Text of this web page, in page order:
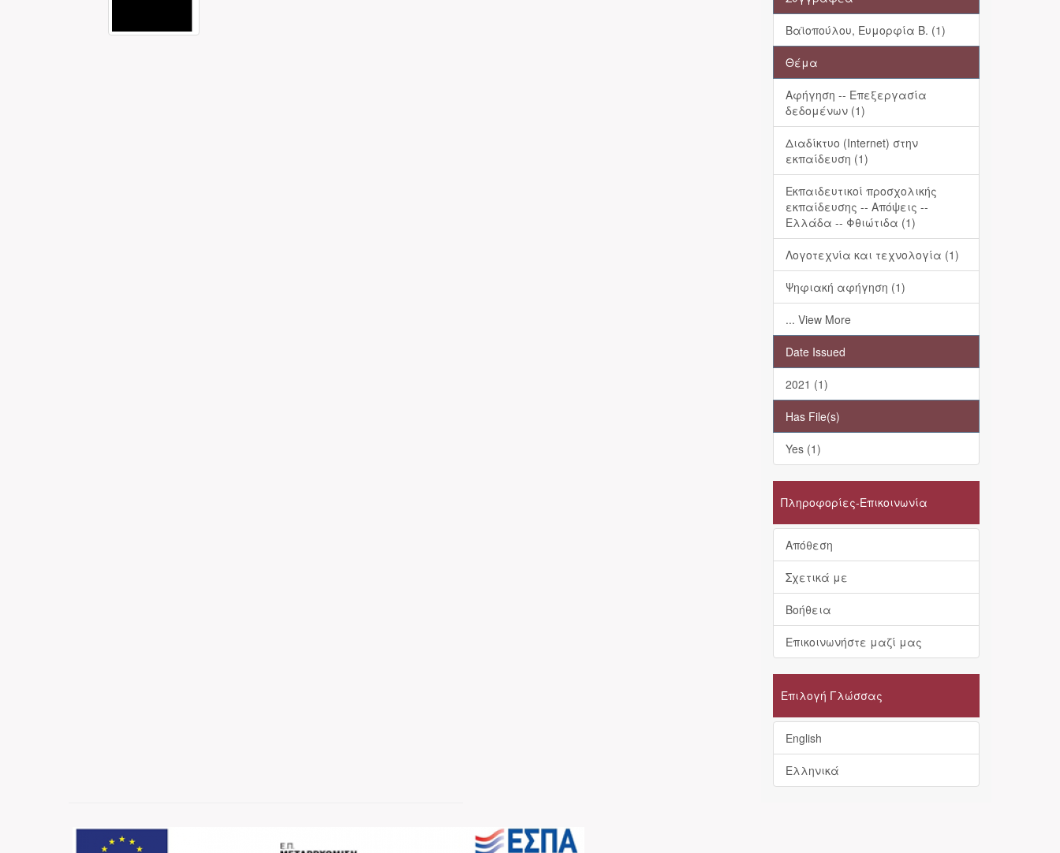
Βαϊοπούλου, Ευμορφία Β. (1)
Θέμα
Αφήγηση -- Επεξεργασία
δεδομένων (1)
Διαδίκτυο (Internet) στην
εκπαίδευση (1)
Εκπαιδευτικοί προσχολικής
εκπαίδευσης -- Απόψεις --
Ελλάδα -- Φθιώτιδα (1)
Λογοτεχνία και τεχνολογία (1)
Ψηφιακή αφήγηση (1)
... View More
Date Issued
2021 (1)
Has File(s)
Yes (1)
Πληροφορίες-Επικοινωνία
Απόθεση
Σχετικά με
Βοήθεια
Επικοινωνήστε μαζί μας
Επιλογή Γλώσσας
English
Ελληνικά